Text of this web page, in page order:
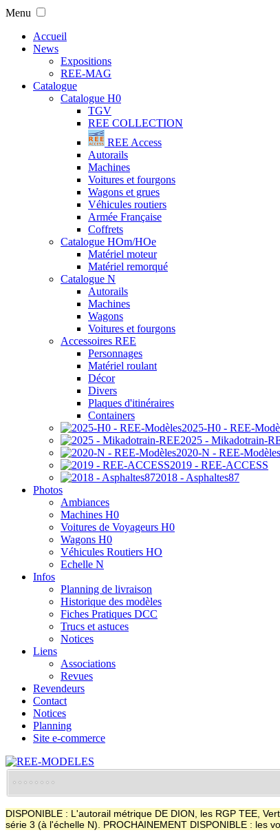
Menu
Accueil
News
Expositions
REE-MAG
Catalogue
Catalogue H0
TGV
REE COLLECTION
REE Access
Autorails
Machines
Voitures et fourgons
Wagons et grues
Véhicules routiers
Armée Française
Coffrets
Catalogue HOm/HOe
Matériel moteur
Matériel remorqué
Catalogue N
Autorails
Machines
Wagons
Voitures et fourgons
Accessoires REE
Personnages
Matériel roulant
Décor
Divers
Plaques d'itinéraires
Containers
2025-H0 - REE-
2025 - Mikadotrain-
2020-N - REE-Modèles
2019 - REE-ACCESS
2018 - Asphaltes87
Photos
Ambiances
Machines H0
Voitures de Voyageurs H0
Wagons H0
Véhicules Routiers HO
Echelle N
Infos
Planning de livraison
Historique des modèles
Fiches Pratiques DCC
Trucs et astuces
Notices
Liens
Associations
Revues
Revendeurs
Contact
Notices
Planning
Site e-commerce
DISPONIBLE : L'autorail métrique DE DION, les RGP TEE,
série 3 (à l'échelle N). PROCHAINEMENT DISPONIBLE : les